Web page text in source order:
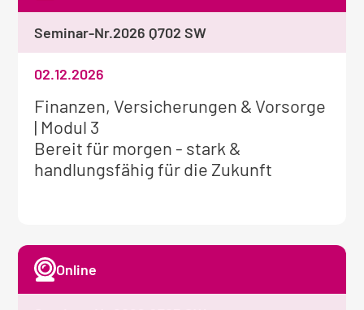
Weitere
Informationen
zum
Seminar:
Finanzen, Versicherungen & Vorsorge
| Modul 3
Bereit für morgen - stark &
handlungsfähig für die Zukunft
02.12.2026
Seminar-Nr.2026 Q702 SW
Online